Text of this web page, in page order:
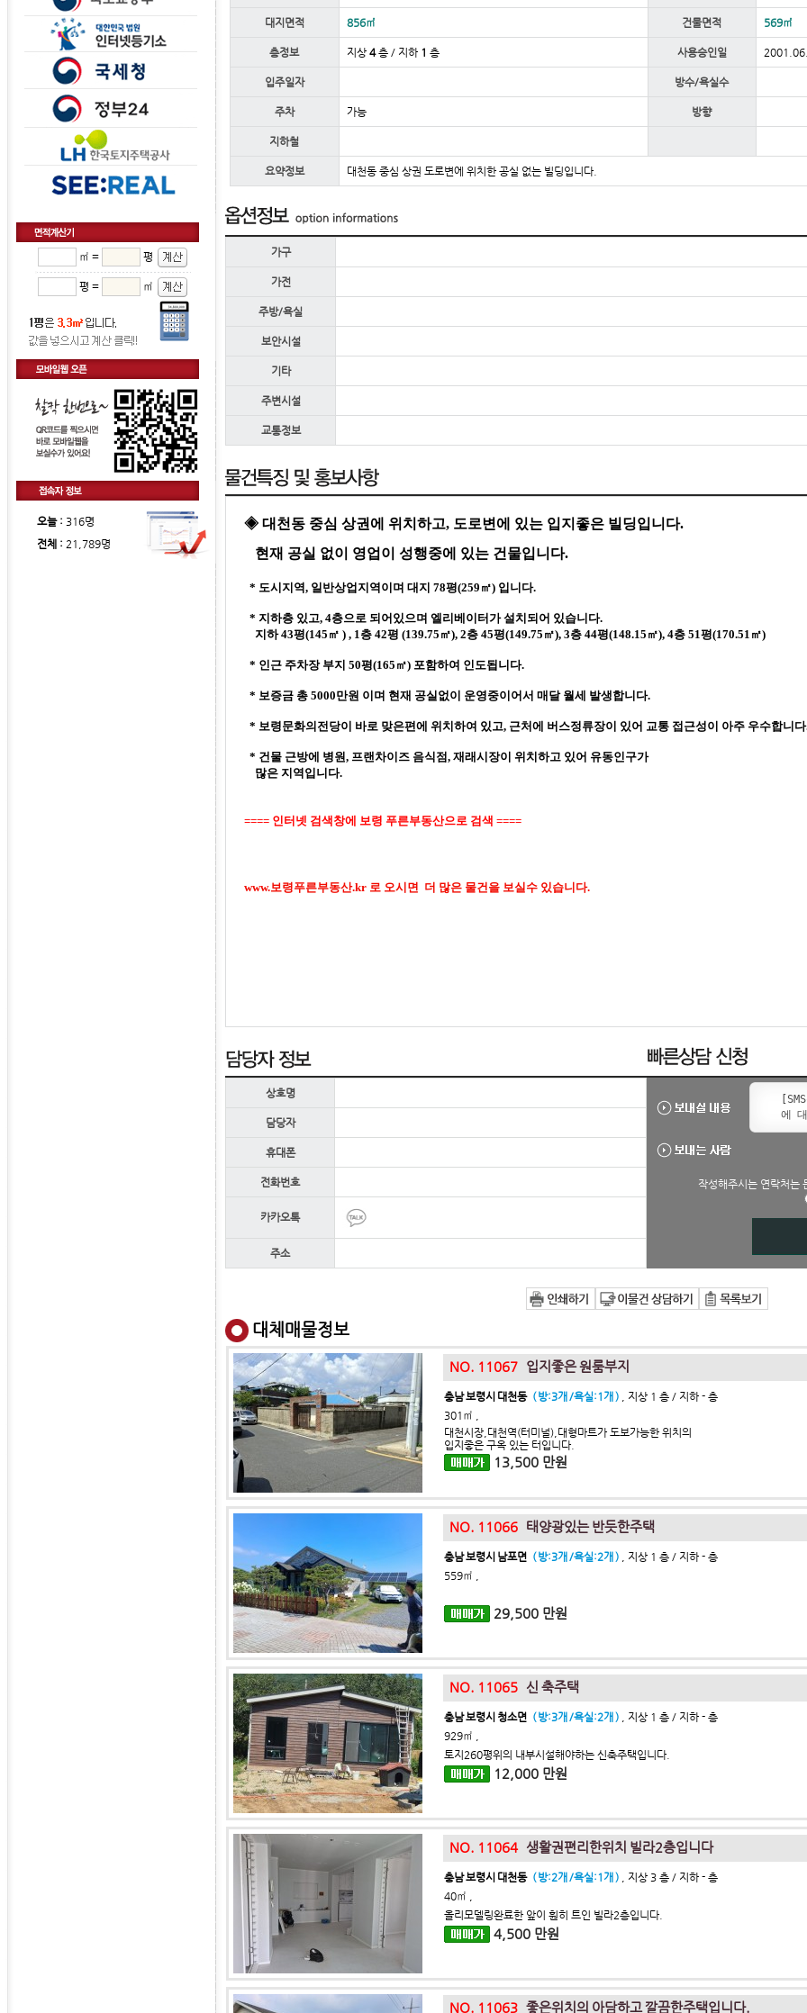
㎡ = 평
평 = ㎡
오늘 : 316명
전체 : 21,789명
대지면적 856㎡ 건물면적 569㎡
층정보 지상 4층 / 지하 1 층 사용승인일
입주일자 방수/욕실수
주차 가능 방향
지하철
요약정보 대천동 중심 상권 도로변에 위치한 공실 없는 빌딩입니다.
가구
가전
주방/욕실
보안시설
기타
주변시설
교통정보
◈ 대천동 중심 상권에 위치하고, 도로변에 있는 입지좋은 빌딩입니다.
현재 공실 없이 영업이 성행중에 있는 건물입니다.
* 도시지역, 일반상업지역이며 대지 78평(259 ㎡) 입니다.
* 지하층 있고, 4층으로 되어있으며 엘리베이터가 설치되어 있습니다.
지하 43평(145 ㎡ ) , 1층 42평 (139.75㎡), 2층 45평(149.75㎡), 3층 44평(148.15㎡), 4층 51평(170.51㎡)
* 인근 주차장 부지 50평(165 ㎡) 포함하여 인도됩니다.
* 보증금 총 5000만원 이며 현재 공실없이 운영중이어서 매달 월세 발생합니다.
* 보령문화의전당이 바로 맞은편에 위치하여 있고, 근처에 버스정류장이 있어 교통 접근성이 아주 우수합니
* 건물 근방에 병원, 프랜차이즈 음식점, 재래시장이 위치하고 있어 유동인구가
많은 지역입니다.
==== 인터넷 검색창에 보령 푸른부동산으로 검색 ====
www.보령푸른부동산.kr 로 오시면 더 많은 물건을 보실수 있습니다.
상호명
담당자
휴대폰
전화번호
카카오톡
주소
작성해주시는 연락처는
대체매물정보
NO. 11067 입지좋은 원룸부지
충남 보령시 대천동 ( 방:3개 /욕실:1개 ) , 지상 1 층 / 지하 - 층
301㎡ ,
대천시장,대천역(터미널),대형마트가 도보가능한 위치의
입지좋은 구옥 있는 터입니다.
13,500 만원
NO. 11066 태양광있는 반듯한주택
충남 보령시 남포면 ( 방:3개 /욕실:2개 ) , 지상 1 층 / 지하 - 층
559㎡ ,
29,500 만원
NO. 11065 신 축주택
충남 보령시 청소면 ( 방:3개 /욕실:2개 ) , 지상 1 층 / 지하 - 층
929㎡ ,
토지260평위의 내부시설해야하는 신축주택입니다.
12,000 만원
NO. 11064 생활권편리한위치 빌라2층입니다
충남 보령시 대천동 ( 방:2개 /욕실:1개 ) , 지상 3 층 / 지하 - 층
40㎡ ,
올리모델링완료한 앞이 훤히 트인 빌라2층입니다.
4,500 만원
NO. 11063 좋은위치의 아담하고 깔끔한주택입니다.